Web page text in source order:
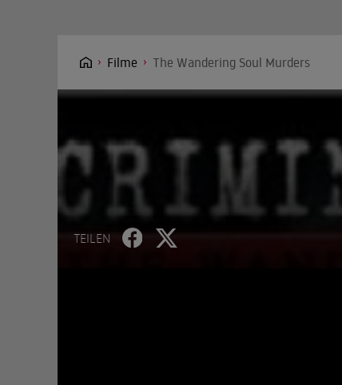
Filme The Wandering Soul Murders
TEILEN